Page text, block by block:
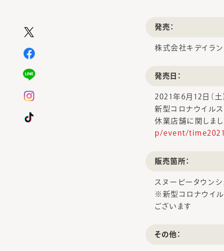
発売：
株式会社キデイラン
発売日：
2021年6月12日（土
新型コロナウイル
休業店舗に関しま
p/event/
販売箇所：
スヌーピータウンシ
※新型コロナウイ
ございます
その他：